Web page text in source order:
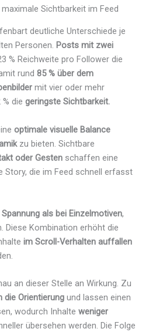
Sichtbarkeit im Feed
deutliche Unterschiede je
Personen. Posts mit zwei
% Reichweite pro Follower die
rund 85 % über dem
mit vier oder mehr
die geringste Sichtbarkeit.
optimale visuelle Balance
zu bieten. Sichtbare
oder Gesten schaffen eine
Story, die im Feed schnell erfasst
als bei Einzelmotiven,
Diese Kombination erhöht die
im Scroll-Verhalten auffallen
an dieser Stelle an Wirkung. Zu
die Orientierung und lassen einen
wodurch Inhalte weniger
übersehen werden. Die Folge